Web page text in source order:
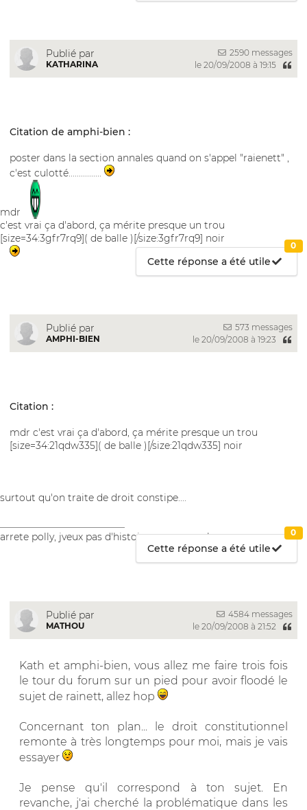
Publié par
KATHARINA
2590 messages
le 20/09/2008 à 19:15
Citation de amphi-bien :
poster dans la section annales quand on s'appel "raienett" ,
c'est culotté................
mdr
c'est vrai ça d'abord, ça mérite presque un trou
[size=34:3gfr7rq9]( de balle )[/size:3gfr7rq9] noir
Cette réponse a été utile
0
Publié par
AMPHI-BIEN
573 messages
le 20/09/2008 à 19:23
Citation :
mdr c'est vrai ça d'abord, ça mérite presque un trou
[size=34:21qdw335]( de balle )[/size:21qdw335] noir
surtout qu'on traite de droit constipe....
arrete polly, jveux pas d'histoires aux carambars
Cette réponse a été utile
0
Publié par
MATHOU
4584 messages
le 20/09/2008 à 21:52
Kath et amphi-bien, vous allez me faire trois fois
le tour du forum sur un pied pour avoir floodé le
sujet de rainett, allez hop
Concernant ton plan... le droit constitutionnel
remonte à très longtemps pour moi, mais je vais
essayer
Je pense qu'il correspond à ton sujet. En
revanche, j'ai cherché la problématique dans les